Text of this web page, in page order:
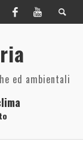
ed ambientali